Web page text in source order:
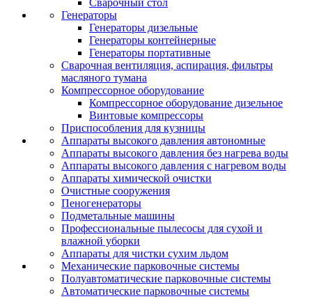
Сварочный стол
Генераторы
Генераторы дизельные
Генераторы контейнерные
Генераторы портативные
Сварочная вентиляция, аспирация, фильтры
масляного тумана
Компрессорное оборудование
Компрессорное оборудование дизельное
Винтовые компрессоры
Приспособления для кузницы
Аппараты высокого давления автономные
Аппараты высокого давления без нагрева воды
Аппараты высокого давления с нагревом воды
Аппараты химической очистки
Очистные сооружения
Пеногенераторы
Подметальные машины
Профессиональные пылесосы для сухой и
влажной уборки
Аппараты для чистки сухим льдом
Механические парковочные системы
Полуавтоматические парковочные системы
Автоматические парковочные системы